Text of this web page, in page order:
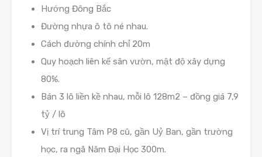
Hướng Đông Bắc
Đường nhựa ô tô né nhau.
Cách đường chính chỉ 20m
Quy hoạch liên kế sân vườn, mật độ xây dựng
80%.
Bán 3 lô liền kề nhau, mỗi lô 128m2 – đồng giá 7,9
tỷ / lô
Vị trí trung Tâm P8 cũ, gần Uỷ Ban, gần trường
học, ra ngã Năm Đại Học 300m.